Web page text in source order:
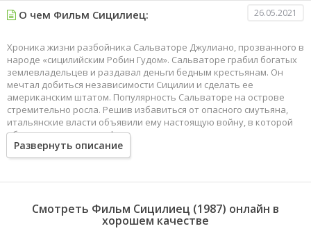
О чем Фильм Сицилиец: 26.05.2021
Хроника жизни разбойника Сальваторе Джулиано, прозванного в
народе «сицилийским Робин Гудом». Сальваторе грабил богатых
землевладельцев и раздавал деньги бедным крестьянам. Он
мечтал добиться независимости Сицилии и сделать ее
американским штатом. Популярность Сальваторе на острове
стремительно росла. Решив избавиться от опасного смутьяна,
итальянские власти объявили ему настоящую войну, в которой
объединили усилия мафия, церковь и государство...
Развернуть описание
Смотреть Фильм Сицилиец (1987) онлайн в
хорошем качестве